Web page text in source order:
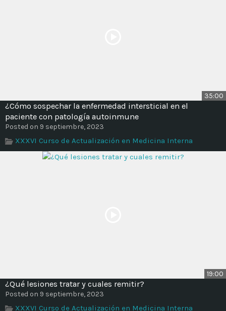
35:00
¿Cómo sospechar la enfermedad intersticial en el
paciente con patología autoinmune
Posted on 9 septiembre, 2023
XXXVI Curso de Actualización en Medicina Interna
19:00
¿Qué lesiones tratar y cuales remitir?
Posted on 9 septiembre, 2023
XXXVI Curso de Actualización en Medicina Interna